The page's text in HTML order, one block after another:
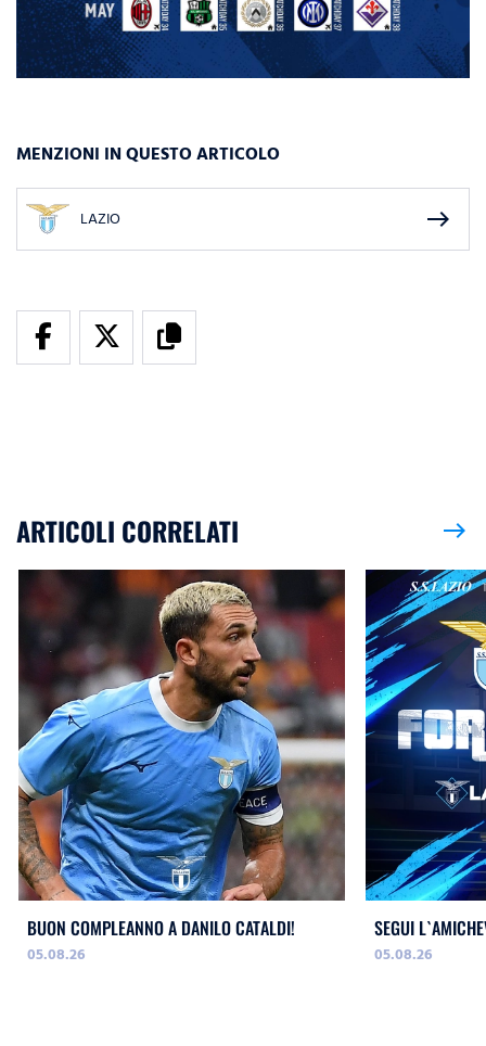
MENZIONI IN QUESTO ARTICOLO
LAZIO east
ARTICOLI CORRELATI east
BUON COMPLEANNO A DANILO CATALDI!
05.08.26
SEGUI
05.08.26